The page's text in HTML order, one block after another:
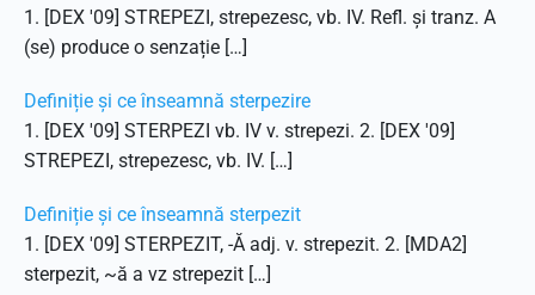
1. [DEX '09] STREPEZI, strepezesc, vb. IV. Refl. și tranz. A
(se) produce o senzație […]
Definiție și ce înseamnă sterpezire
1. [DEX '09] STERPEZI vb. IV v. strepezi. 2. [DEX '09]
STREPEZI, strepezesc, vb. IV. […]
Definiție și ce înseamnă sterpezit
1. [DEX '09] STERPEZIT, -Ă adj. v. strepezit. 2. [MDA2]
sterpezit, ~ă a vz strepezit […]